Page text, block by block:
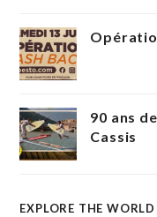
90 ans
Cassis
EXPLORE THE WORLD